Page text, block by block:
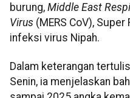
burung, Middle East
Virus (MERS CoV),
infeksi virus Nipah.
Dalam keterangan
Senin, ia menjelaskan